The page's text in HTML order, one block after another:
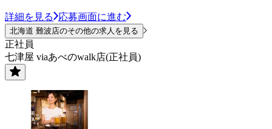
詳細を見る 応募画面に進む
北海道 難波店のその他の求人を見る
正社員
七津屋 viaあべのwalk店(正社員)